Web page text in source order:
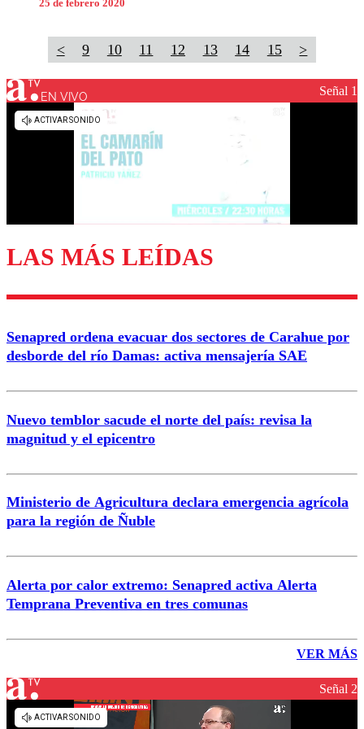
25 de febrero 2020
< 9 10 11 12 13 14 15 >
EN VIVO Señal 1
LAS MÁS LEÍDAS
Senapred ordena evacuar dos sectores de Carahue por
desborde del río Damas: activa mensajería SAE
Nuevo temblor sacude el norte del país: revisa la
magnitud y el epicentro
Ministerio de Agricultura declara emergencia agrícola
para la región de Ñuble
Alerta por calor extremo: Senapred activa Alerta
Temprana Preventiva en tres comunas
VER MÁS
Señal 2